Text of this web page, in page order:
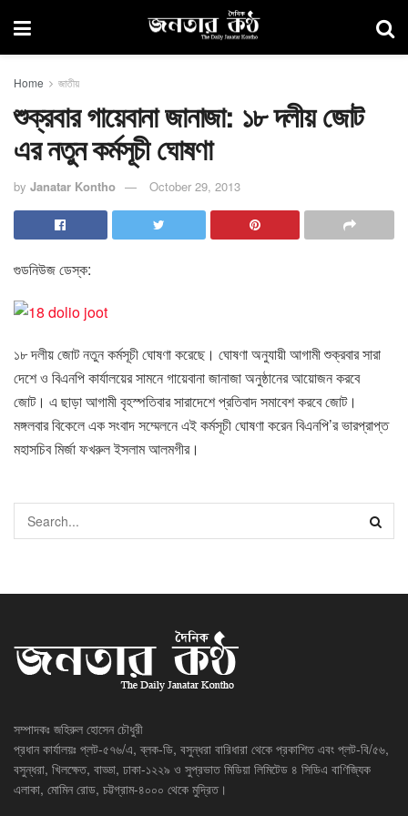
Home জাতীয়
শুক্রবার গায়েবানা জানাজা: ১৮ দলীয় জোট
এর নতুন কর্মসূচী ঘোষণা
by Janatar Kontho October 29, 2013
গুডনিউজ ডেস্ক:
১৮ দলীয় জোট নতুন কর্মসূচী ঘোষণা করেছে। ঘোষণা অনুযায়ী আগামী শুক্রবার সারা
দেশে ও বিএনপি কার্যালয়ের সামনে গায়েবানা জানাজা অনুষ্ঠানের আয়োজন করবে
জোট। এ ছাড়া আগামী বৃহস্পতিবার সারাদেশে প্রতিবাদ সমাবেশ করবে জোট।
মঙ্গলবার বিকেলে এক সংবাদ সম্মেলনে এই কর্মসূচী ঘোষণা করেন বিএনপি’র ভারপ্রাপ্ত
মহাসচিব মির্জা ফখরুল ইসলাম আলমগীর।
সম্পাদকঃ জহিরুল হোসেন চৌধুরী
প্রধান কার্যালয়ঃ প্লট-৫৭৬/এ, ব্লক-ডি, বসুন্ধরা বারিধারা থেকে প্রকাশিত এবং প্লট-বি/৫৬,
বসুন্ধরা, খিলক্ষেত, বাড্ডা, ঢাকা-১২২৯ ও সুপ্রভাত মিডিয়া লিমিটেড ৪ সিডিএ বাণিজ্যিক
এলাকা, মোমিন রোড, চট্টগ্রাম-৪০০০ থেকে মুদ্রিত।